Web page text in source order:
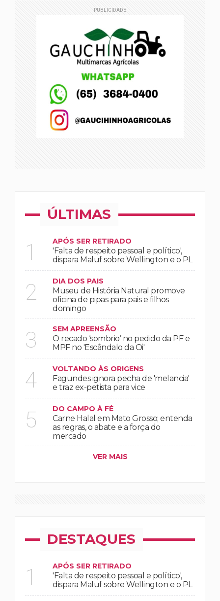
PUBLICIDADE
ÚLTIMAS
1 APÓS SER RETIRADO
'Falta de respeito pessoal e político',
dispara Maluf sobre Wellington e o PL
2 DIA DOS PAIS
Museu de História Natural promove
oficina de pipas para pais e filhos
domingo
3 SEM APREENSÃO
O recado ‘sombrio’ no pedido da PF e
MPF no 'Escândalo da Oi'
4 VOLTANDO ÀS ORIGENS
Fagundes ignora pecha de 'melancia'
e traz ex-petista para vice
5 DO CAMPO À FÉ
Carne Halal em Mato Grosso; entenda
as regras, o abate e a força do
mercado
VER MAIS
DESTAQUES
1 APÓS SER RETIRADO
'Falta de respeito pessoal e político',
dispara Maluf sobre Wellington e o PL